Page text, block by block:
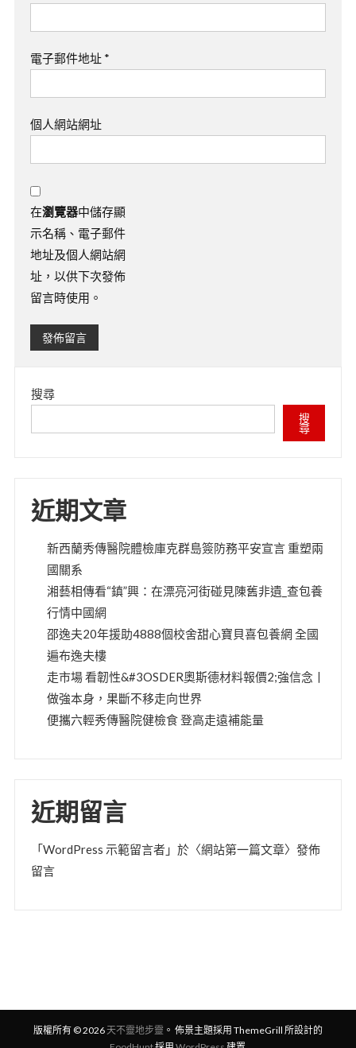
電子郵件地址 *
個人網站網址
在瀏覽器中儲存顯
示名稱、電子郵件
地址及個人網站網
址，以供下次發佈
留言時使用。
搜尋
搜
尋
近期文章
新西蘭秀傳醫院體檢庫克群島簽防務平安宣言 重塑兩
國關系
湘藝相傳看“鎮”興：在漂亮河街碰見陳舊非遺_查包養
行情中國網
邵逸夫20年援助4888個校舍甜心寶貝喜包養網 全國
遍布逸夫樓
走市場 看韌性&#3OSDER奧斯德材料報價2;強信念丨
做強本身，果斷不移走向世界
便攜六輕秀傳醫院健檢食 登高走遠補能量
近期留言
「WordPress 示範留言者」於〈網站第一篇文章〉發佈
留言
版權所有 © 2026天不靈地步靈 。 佈景主題採用 ThemeGrill 所設計的